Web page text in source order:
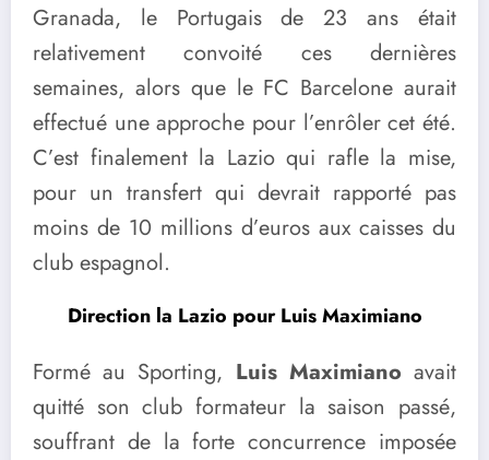
Granada, le Portugais de 23 ans était
relativement convoité ces dernières
semaines, alors que le FC Barcelone aurait
effectué une approche pour l’enrôler cet été.
C’est finalement la Lazio qui rafle la mise,
pour un transfert qui devrait rapporté pas
moins de 10 millions d’euros aux caisses du
club espagnol.
Direction la Lazio pour Luis Maximiano
Formé au Sporting, Luis Maximiano avait
quitté son club formateur la saison passé,
souffrant de la forte concurrence imposée